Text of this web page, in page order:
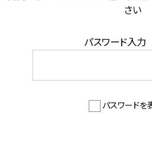
さい
パスワード入力
パスワードを